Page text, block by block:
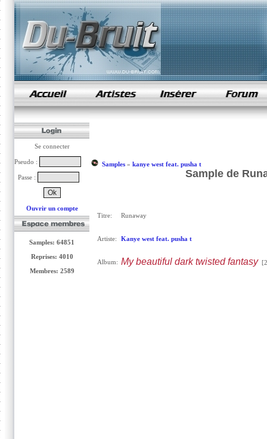
samples de rap
Se connecter
Pseudo :
Passe :
Ouvrir un compte
Samples: 64851
Reprises: 4010
Membres: 2589
Samples» kanye west feat. pusha t
Sample de
Titre: Runaway
Artiste: Kanye west feat. pusha t
Album: My beautiful dark twisted fantasy